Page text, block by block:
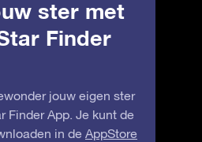
ster met
Finder
jouw eigen ster
Finder App. Je kunt de
in de AppStore